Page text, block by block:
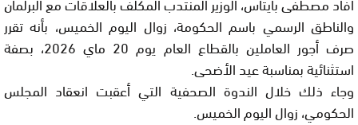
والناطق الرسمي باسم الحكومة، زوال اليوم الخميس، بأنه تقرر
صرف أجور العاملين بالقطاع العام يوم 20 ماي 2026، بصفة
استثنائية بمناسبة عيد الأضحى.
وجاء ذلك خلال الندوة الصحفية التي أعقبت انعقاد المجلس
الحكومي، زوال اليوم الخميس.